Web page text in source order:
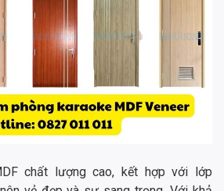
chất lượng cao, kết hợp với lớp